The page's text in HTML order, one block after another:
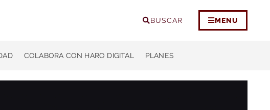
BUSCAR MENU
COLABORA CON HARO DIGITAL PLANES